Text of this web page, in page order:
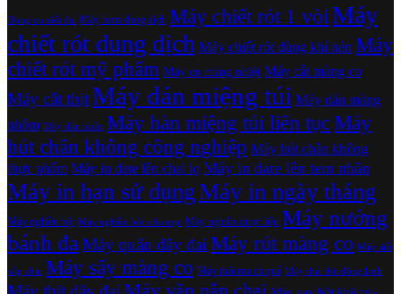
Dụng cụ xiết đai Máy bơm dung dịch Máy chiết rót 1 vòiMáy
chiết rót dung dịch Máy chiết rót dùng khí nén Máy
chiết rót mỹ phẩm Máy co màng nhiệt Máy cắt màng co
Máy cắt thịtMáy dán miệng túi Máy dán màng
nhôm Máy dán nhãn Máy hàn miệng túi liên tụcMáy
hút chân không công nghiệp Máy hút chân không
thực phẩm Máy in date lên chai lọ Máy in date lên tem nhãn
Máy in hạn sử dụngMáy in ngày tháng
Máy nghiền bột Máy nghiền bột siêu mịn Máy nghiền dược liệu Máy nướng
bánh đa Máy quấn dây đai Máy rút màng co Máy siết
nắp chai Máy sấy màng co Máy thái rau củ quả Máy thái thịt đông lạnh